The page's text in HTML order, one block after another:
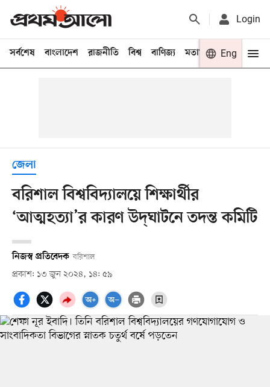
Login
সর্বশেষ বাংলাদেশ রাজনীতি বিশ্ব বাণিজ্য মতামত খেলা
Eng
জেলা
বরিশাল বিশ্ববিদ্যালয়ে শিক্ষার্থীর
‘আত্মহত্যা’র কারণ উদ্‌ঘাটনে তদন্ত কমিটি
নিজস্ব প্রতিবেদক বরিশাল
প্রকাশ: ১৩ জুন ২০২৪, ১৪: ৫৯